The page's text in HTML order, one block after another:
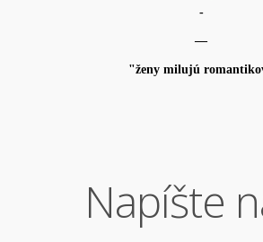
-
—
"ženy milujú
Napíšte